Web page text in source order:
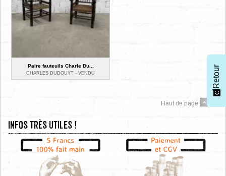
Paire fauteuils Charle Du...
CHARLES DUDOUYT - VENDU
Haut de page
Infos très utiles !
Retour